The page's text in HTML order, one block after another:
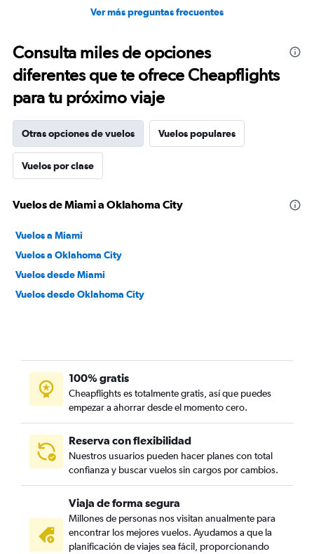
Ver más preguntas frecuentes
Consulta miles de opciones
diferentes que te ofrece Cheapflights
para tu próximo viaje
Otras opciones de vuelos Vuelos populares
Vuelos por clase
Vuelos de Miami a Oklahoma City
Vuelos a Miami
Vuelos a Oklahoma City
Vuelos desde Miami
Vuelos desde Oklahoma City
100% gratis
Cheapflights es totalmente gratis, así que puedes
empezar a ahorrar desde el momento cero.
Reserva con flexibilidad
Nuestros usuarios pueden hacer planes con total
confianza y buscar vuelos sin cargos por cambios.
Viaja de forma segura
Millones de personas nos visitan anualmente para
encontrar los mejores vuelos. Ayudamos a que la
planificación de viajes sea fácil, proporcionando